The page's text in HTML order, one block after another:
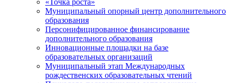
«Точка роста»
Муниципальный опорный центр дополнительного
образования
Персонифицированное финансирование
дополнительного образования
Инновационные площадки на базе
образовательных организаций
Муниципальный этап Международных
рождественских образовательных чтений